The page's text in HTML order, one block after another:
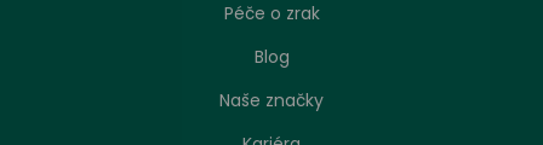
Péče o zrak
Blog
Naše značky
Nastavení zpracování cookies
Stejně jako jakákoliv jiná webová stránka, může